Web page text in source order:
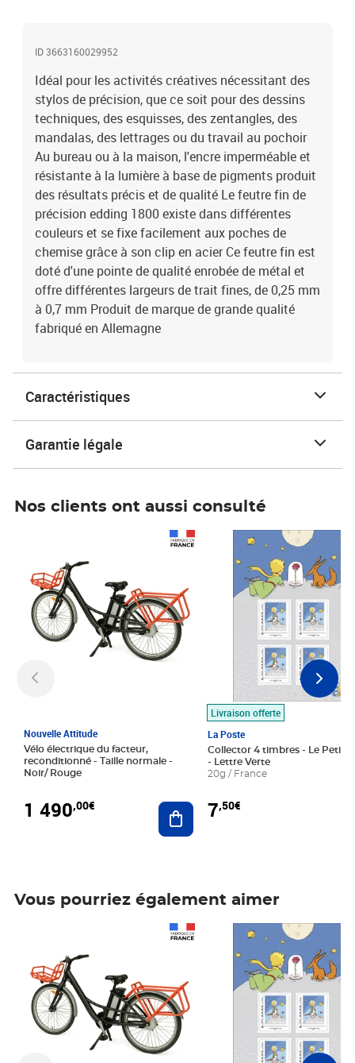
ID 3663160029952
Idéal pour les activités créatives nécessitant des
stylos de précision, que ce soit pour des dessins
techniques, des esquisses, des zentangles, des
mandalas, des lettrages ou du travail au pochoir
Au bureau ou à la maison, l'encre imperméable et
résistante à la lumière à base de pigments produit
des résultats précis et de qualité Le feutre fin de
précision edding 1800 existe dans différentes
couleurs et se fixe facilement aux poches de
chemise grâce à son clip en acier Ce feutre fin est
doté d'une pointe de qualité enrobée de métal et
offre différentes largeurs de trait fines, de 0,25 mm
à 0,7 mm Produit de marque de grande qualité
fabriqué en Allemagne
Caractéristiques
Garantie légale
Nos clients ont aussi consulté
Nouvelle Attitude
Vélo électrique du facteur,
reconditionné - Taille normale -
Noir/ Rouge
1 490,00€ Ajouter au panier
Livraison offerte
La Poste
Collector 4 timbres - Le Petit
- Lettre Verte
20g / France
7,50€
Prix 7,50€
Vous pourriez également aimer
Prix 7,50€